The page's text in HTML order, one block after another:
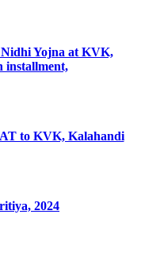
Nidhi Yojna at KVK,
installment,
to KVK, Kalahandi
2024